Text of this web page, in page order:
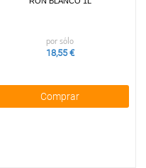
por sólo
18,55 €
Comprar